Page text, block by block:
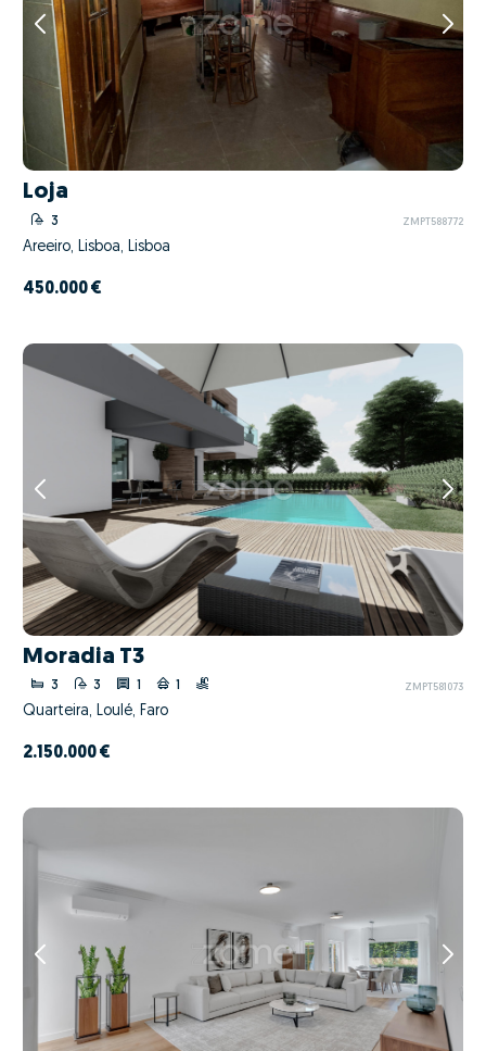
Loja
3 ZMPT588772
Areeiro, Lisboa, Lisboa
450.000 €
Moradia T3
3 3 1 1 ZMPT581073
Quarteira, Loulé, Faro
2.150.000 €